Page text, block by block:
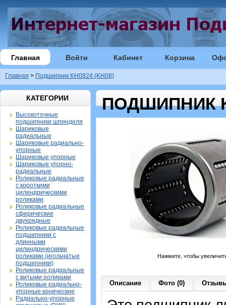
Главная Войти Кабинет Корзина
Главная > Подшипник KH0824 (KH08)
КАТЕГОРИИ
Высокоточные
подшипники шпинделя
Шариковые
радиальные
Шариковые радиально-
упорные
Шариковые упорные
Шариковые упорно-
радиальные
Роликовые радиальные
с короткими
цилиндрическими
роликами
Роликовые радиальные
сферические
двухрядные
Роликовые радиальные
подшипники с
длинными
цилиндрическими
роликами (игольчатые
подшипники)
Роликовые радиальные
с витыми роликами
Роликовые радиально-
упорные конические
Радиально-упорные
ПОДШИПНИК
Нажмите, чтобы
Описание Фото (0)